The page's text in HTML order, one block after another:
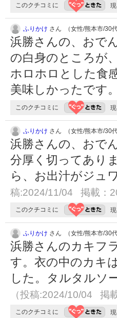
このクチコミに 現
ふりかけ さん （女性/熊本市/30代
浜勝さんの、おで
の白身のところが
ホロホロとした食
美味しかったです。
このクチコミに 現
ふりかけ さん （女性/熊本市/30代
浜勝さんの、おで
分厚く切ってあり
ら、お出汁がジュ
稿:2024/11/04 掲載：
このクチコミに 現
ふりかけ さん （女性/熊本市/30代
浜勝さんのカキフ
す。衣の中のカキ
した。タルタルソ
（投稿:2024/10/04 掲
このクチコミに 現